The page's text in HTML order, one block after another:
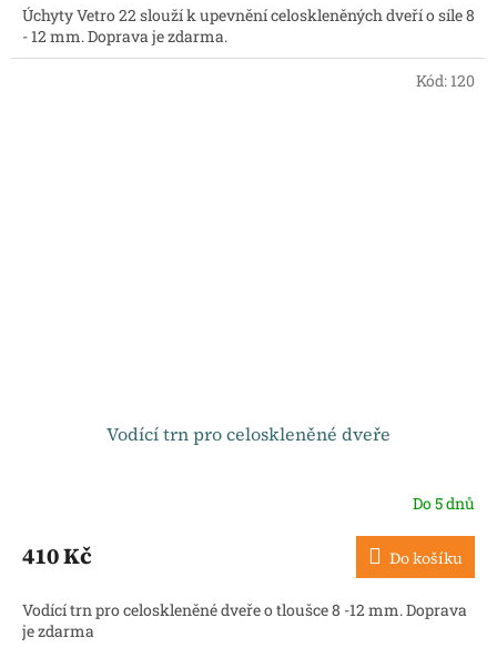
Úchyty Vetro 22 slouží k upevnění celoskleněných dveří o síle 8
- 12 mm. Doprava je zdarma.
Vodící trn pro celoskleněné dveře
Do 5 dnů
410 Kč Do košíku
Vodící trn pro celoskleněné dveře o tloušce 8 -12 mm. Doprava
je zdarma
Kód: 120